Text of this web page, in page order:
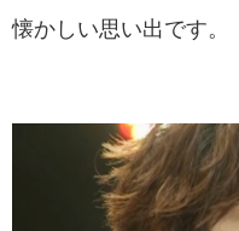
懐かしい思い出です。